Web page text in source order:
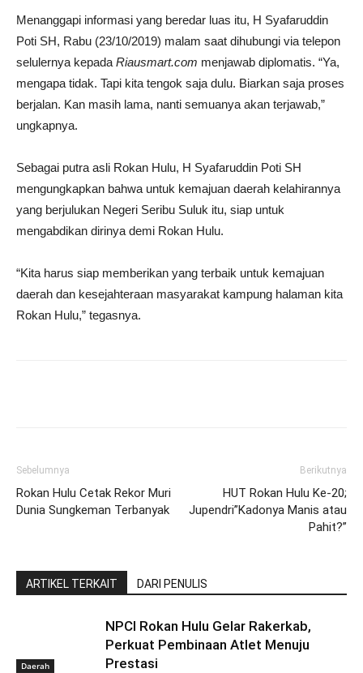
Menanggapi informasi yang beredar luas itu, H Syafaruddin
Poti SH, Rabu (23/10/2019) malam saat dihubungi via telepon
selulernya kepada Riausmart.com menjawab diplomatis. “Ya,
mengapa tidak. Tapi kita tengok saja dulu. Biarkan saja proses
berjalan. Kan masih lama, nanti semuanya akan terjawab,”
ungkapnya.
Sebagai putra asli Rokan Hulu, H Syafaruddin Poti SH
mengungkapkan bahwa untuk kemajuan daerah kelahirannya
yang berjulukan Negeri Seribu Suluk itu, siap untuk
mengabdikan dirinya demi Rokan Hulu.
“Kita harus siap memberikan yang terbaik untuk kemajuan
daerah dan kesejahteraan masyarakat kampung halaman kita
Rokan Hulu,” tegasnya.
Sebelumnya
Rokan Hulu Cetak Rekor Muri
Dunia Sungkeman Terbanyak
Berikutnya
HUT Rokan Hulu Ke-20;
Jupendri”Kadonya Manis atau
Pahit?”
ARTIKEL TERKAIT DARI PENULIS
Daerah
NPCI Rokan Hulu Gelar Rakerkab,
Perkuat Pembinaan Atlet Menuju
Prestasi